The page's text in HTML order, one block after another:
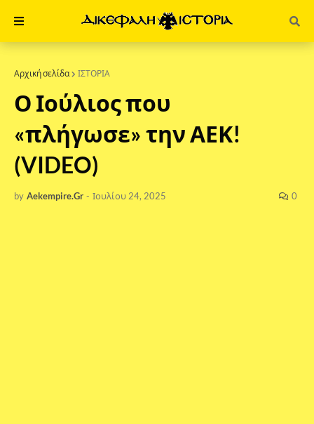
Αρχική σελίδα ΙΣΤΟΡΙΑ
Ο Ιούλιος που
«πλήγωσε» την ΑΕΚ!
(VIDEO)
by Aekempire.Gr - Ιουλίου 24, 2025 0